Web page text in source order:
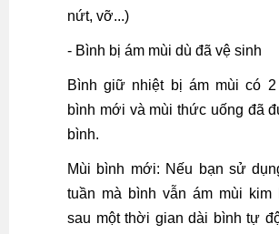
nứt, vỡ...)
- Bình bị ám mùi dù đã vệ sinh
Bình giữ nhiệt bị ám mùi có 2
bình mới và mùi thức uống đã
bình.
Mùi bình mới: Nếu bạn sử
tuần mà bình vẫn ám mùi kim
sau một thời gian dài bình tự